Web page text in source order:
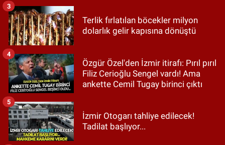
Terlik fırlatılan böcekler milyon
dolarlık gelir kapısına dönüştü
3
Özgür Özel'den İzmir itirafı: Pırıl pırıl
Filiz Cerioğlu Sengel vardı! Ama
ankette Cemil Tugay birinci çıktı
4
İzmir Otogarı tahliye edilecek!
Tadilat başlıyor...
5